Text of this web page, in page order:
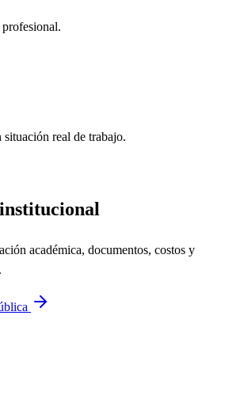
real de trabajo.
académica, documentos, costos y